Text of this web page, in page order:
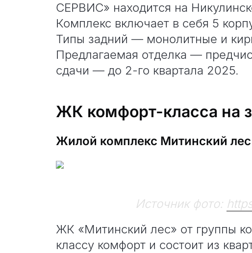
СЕРВИС» находится на
Комплекс включает в себя 5
Типы задний — монолитные и
Предлагаемая отделка —
сдачи — до 2-го квартала 2025.
ЖК комфорт-класса на
Жилой комплекс Митинский лес
Источник фото:
ЖК «Митинский лес» от группы
классу комфорт и состоит из